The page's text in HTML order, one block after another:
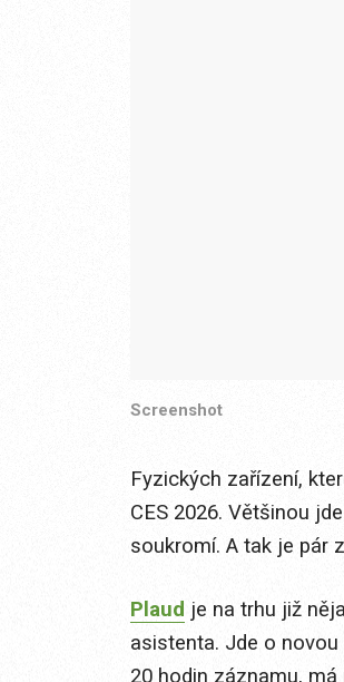
Screenshot
Fyzických zařízení,
CES 2026. Většinou
soukromí. A tak je pár
Plaud je na trhu již
asistenta. Jde o
20 hodin záznamu,